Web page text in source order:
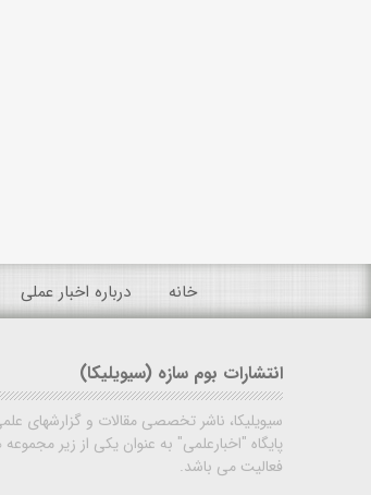
خانه درباره اخبار عملی
انتشارات بوم سازه (سیویلیکا)
سیویلیکا، ناشر تخصصی مقالات و گزارشهای
پایگاه "اخبارعلمی" به عنوان یکی از زیر
فعالیت می باشد.